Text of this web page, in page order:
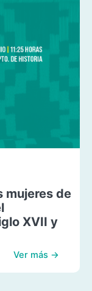
mujeres de
XVII y
Ver más →